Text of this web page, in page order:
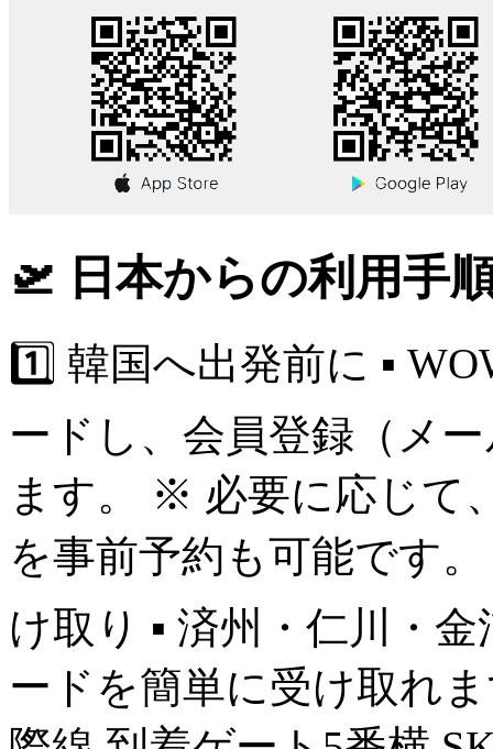
🛫 日本からの利用手
1️⃣ 韓国へ出発前に ▪
ードし、会員登録（メ
ます。 ※ 必要に応じて
を事前予約も可能です
け取り ▪ 済州・仁川・
ードを簡単に受け取れ